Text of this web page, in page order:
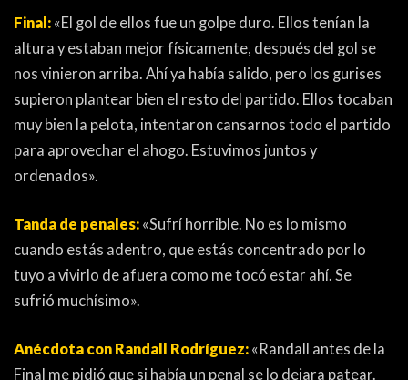
Final: «El gol de ellos fue un golpe duro. Ellos tenían la
altura y estaban mejor físicamente, después del gol se
nos vinieron arriba. Ahí ya había salido, pero los gurises
supieron plantear bien el resto del partido. Ellos tocaban
muy bien la pelota, intentaron cansarnos todo el partido
para aprovechar el ahogo. Estuvimos juntos y
ordenados».
Tanda de penales: «Sufrí horrible. No es lo mismo
cuando estás adentro, que estás concentrado por lo
tuyo a vivirlo de afuera como me tocó estar ahí. Se
sufrió muchísimo».
Anécdota con Randall Rodríguez: «Randall antes de la
Final me pidió que si había un penal se lo dejara patear.